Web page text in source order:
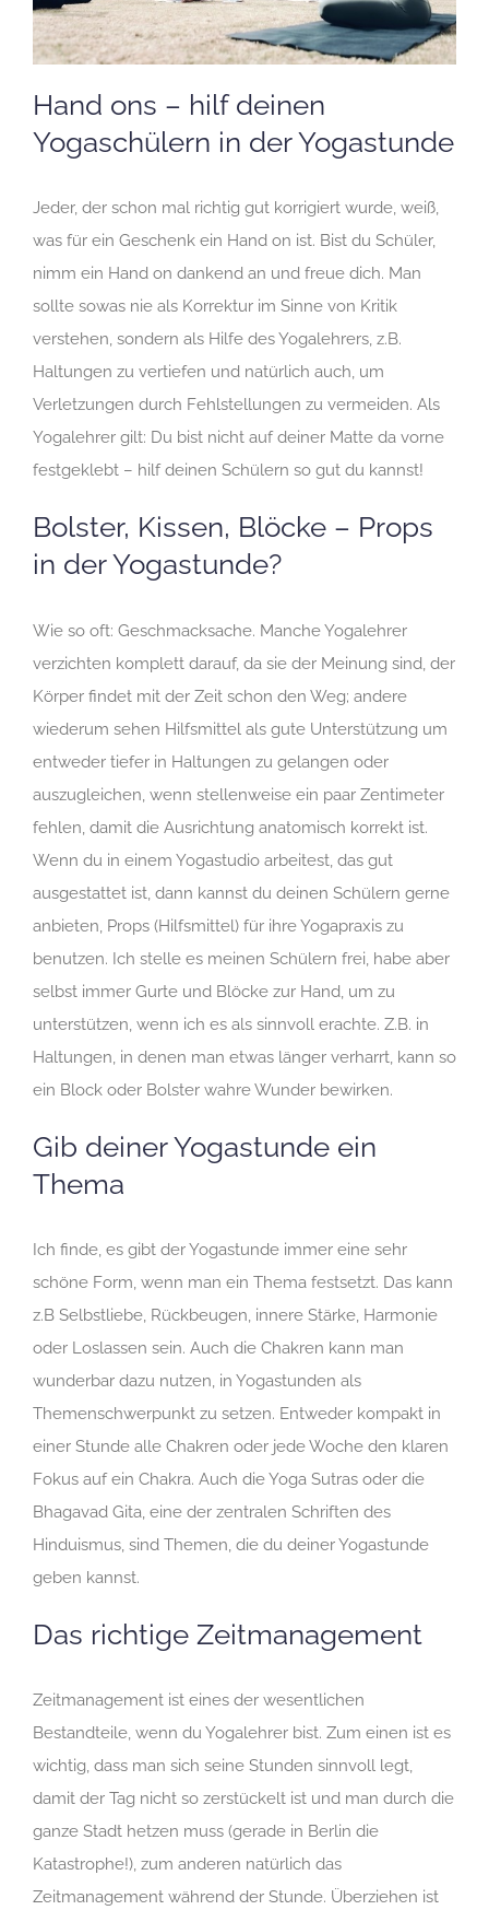
Hand ons – hilf deinen
Yogaschülern in der Yogastunde
Jeder, der schon mal richtig gut korrigiert wurde, weiß,
was für ein Geschenk ein Hand on ist. Bist du Schüler,
nimm ein Hand on dankend an und freue dich. Man
sollte sowas nie als Korrektur im Sinne von Kritik
verstehen, sondern als Hilfe des Yogalehrers, z.B.
Haltungen zu vertiefen und natürlich auch, um
Verletzungen durch Fehlstellungen zu vermeiden. Als
Yogalehrer gilt: Du bist nicht auf deiner Matte da vorne
festgeklebt – hilf deinen Schülern so gut du kannst!
Bolster, Kissen, Blöcke – Props
in der Yogastunde?
Wie so oft: Geschmacksache. Manche Yogalehrer
verzichten komplett darauf, da sie der Meinung sind, der
Körper findet mit der Zeit schon den Weg; andere
wiederum sehen Hilfsmittel als gute Unterstützung um
entweder tiefer in Haltungen zu gelangen oder
auszugleichen, wenn stellenweise ein paar Zentimeter
fehlen, damit die Ausrichtung anatomisch korrekt ist.
Wenn du in einem Yogastudio arbeitest, das gut
ausgestattet ist, dann kannst du deinen Schülern gerne
anbieten, Props (Hilfsmittel) für ihre Yogapraxis zu
benutzen. Ich stelle es meinen Schülern frei, habe aber
selbst immer Gurte und Blöcke zur Hand, um zu
unterstützen, wenn ich es als sinnvoll erachte. Z.B. in
Haltungen, in denen man etwas länger verharrt, kann so
ein Block oder Bolster wahre Wunder bewirken.
Gib deiner Yogastunde ein
Thema
Ich finde, es gibt der Yogastunde immer eine sehr
schöne Form, wenn man ein Thema festsetzt. Das kann
z.B Selbstliebe, Rückbeugen, innere Stärke, Harmonie
oder Loslassen sein. Auch die Chakren kann man
wunderbar dazu nutzen, in Yogastunden als
Themenschwerpunkt zu setzen. Entweder kompakt in
einer Stunde alle Chakren oder jede Woche den klaren
Fokus auf ein Chakra. Auch die Yoga Sutras oder die
Bhagavad Gita, eine der zentralen Schriften des
Hinduismus, sind Themen, die du deiner Yogastunde
geben kannst.
Das richtige Zeitmanagement
Zeitmanagement ist eines der wesentlichen
Bestandteile, wenn du Yogalehrer bist. Zum einen ist es
wichtig, dass man sich seine Stunden sinnvoll legt,
damit der Tag nicht so zerstückelt ist und man durch die
ganze Stadt hetzen muss (gerade in Berlin die
Katastrophe!), zum anderen natürlich das
Zeitmanagement während der Stunde. Überziehen ist